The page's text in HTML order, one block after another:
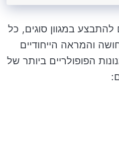
להתבצע במגוון סוגים, כל
והמראה הייחודיים
הפופולריים ביותר של